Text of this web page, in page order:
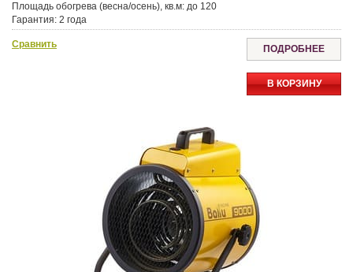
Площадь обогрева (весна/осень), кв.м: до 120
Гарантия: 2 года
Сравнить ПОДРОБНЕЕ
В КОРЗИНУ